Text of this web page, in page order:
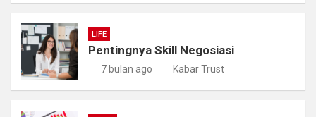
LIFE
Pentingnya Skill Negosiasi
7 bulan ago Kabar Trust